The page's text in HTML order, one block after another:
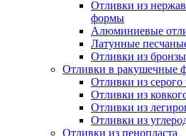
Отливки из
формы
Алюминиевые
Латунные
Отливки из бронзы
Отливки в ракушечные
Отливки из серого
Отливки из
Отливки из
Отливки из
Отливки из пенопласта